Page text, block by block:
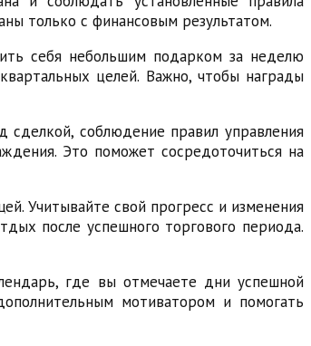
только с финансовым результатом.
себя небольшим подарком за неделю
целей. Важно, чтобы награды
сделкой, соблюдение правил управления
Это поможет сосредоточиться на
Учитывайте свой прогресс и изменения
после успешного торгового периода.
где вы отмечаете дни успешной
мотиватором и помогать